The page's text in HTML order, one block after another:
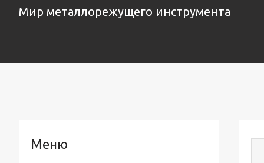
Мир металлорежущего инструмента